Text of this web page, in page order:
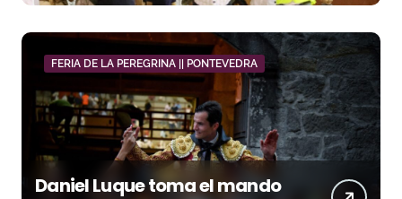
FERIA DE LA PEREGRINA || PONTEVEDRA
Daniel Luque toma el mando